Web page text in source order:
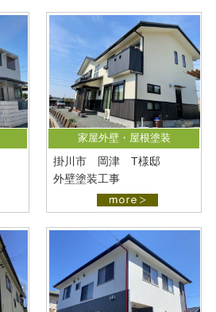
インスタで
最新施工事例
公開中
家屋外壁・屋根塗装
掛川市 岡津 T様邸
外壁塗装工事